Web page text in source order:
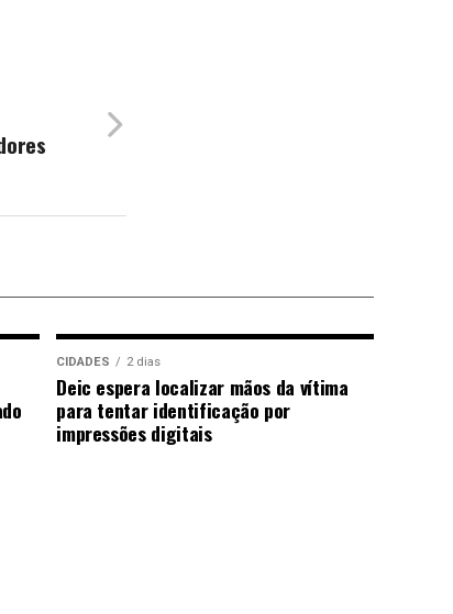
CIDADES 2 dias
Deic espera localizar mãos da vítima
para tentar identificação por
impressões digitais